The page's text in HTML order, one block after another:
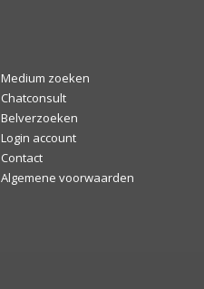
Medium zoeken
Chatconsult
Belverzoeken
Login account
Contact
Algemene voorwaarden